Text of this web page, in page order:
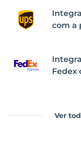
com a
Fedex
Ver